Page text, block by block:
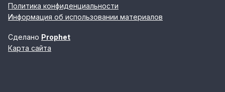
Политика конфиденциальности
Информация об использовании материалов
Сделано Prophet
Карта сайта